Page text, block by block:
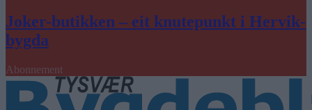
Joker-butikken – eit knutepunkt i Hervik-
bygda
Abonnement